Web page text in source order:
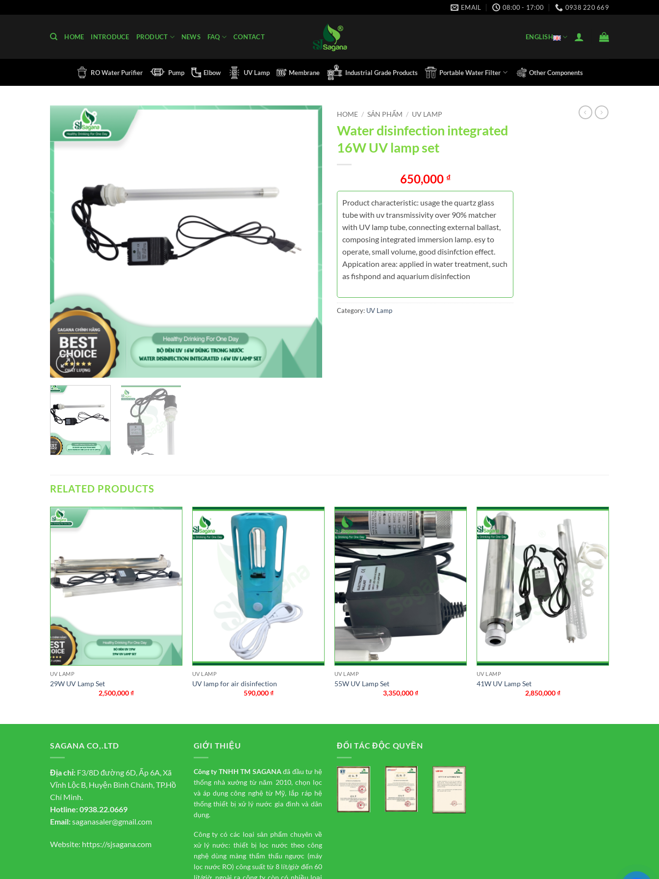
to
EMAIL 08:00 - 17:00 0938 220 669
HOME INTRODUCE PRODUCT NEWS FAQ CONTACT ENGLISH
RO Water Purifier Pump Elbow UV Lamp Membrane Industrial Grade Products Portable Water Filter Other Components
HOME / SẢN PHẨM / UV LAMP
Water disinfection integrated
16W UV lamp set
650,000 ₫
Product characteristic: usage the quartz glass
tube with uv transmissivity over 90% matcher
with UV lamp tube, connecting external ballast,
composing integrated immersion lamp. esy to
operate, small volume, good disinfction effect.
Appication area: applied in water treatment, such
as fishpond and aquarium disinfection
Category: UV Lamp
RELATED PRODUCTS
UV LAMP
29W UV Lamp Set
2,500,000₫
UV LAMP
UV lamp for air disinfection
590,000₫
UV LAMP
55W UV Lamp Set
3,350,000₫
UV LAMP
41W UV Lamp Set
2,850,000₫
SAGANA CO,.LTD
Địa chỉ: F3/8D đường 6D, Ấp 6A, Xã
Vĩnh Lộc B, Huyện Bình Chánh, TP.Hồ
Chí Minh.
Hotline:0938.22.0669
Email:saganasaler@gmail.com
Website: https://sjsagana.com
GIỚI THIỆU
Công ty TNHH TM SAGANAđã đầu tư hệ
thống nhà xưởng từ năm 2010, chọn lọc
và áp dụng công nghệ từ Mỹ, lắp ráp hệ
thống thiết bị xử lý nước gia đình và dân
dụng.
Công ty có các loại sản phẩm chuyên về
xử lý nước: thiết bị lọc nước theo công
nghệ dùng màng thẩm thấu ngược (máy
lọc nước RO) công suất từ 8 lít/giờ đến 60
lít/giờ, ngoài ra công ty còn có nhiều loại
ĐỐI TÁC ĐỘC QUYỀN